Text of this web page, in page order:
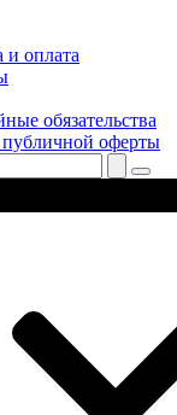
и оплата
обязательства
оферты